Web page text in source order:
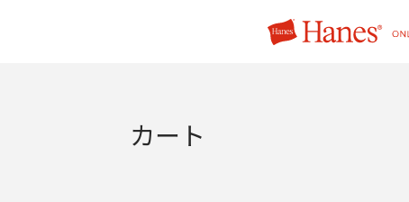
カート